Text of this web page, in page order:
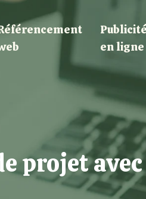
Publicité
en ligne
projet